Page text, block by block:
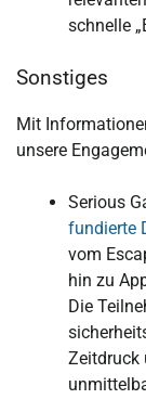
schnelle
Sonstiges
Mit
unsere
Serious
fundierte
vom
hin zu
Die
Zeitdruck